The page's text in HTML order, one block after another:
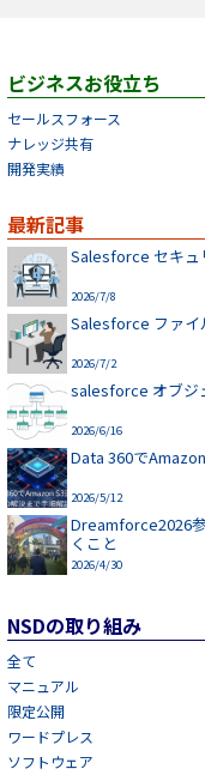
ビジネスお役立ち
セールスフォース
ナレッジ共有
開発実績
最新記事
Salesforce セキュ
2026/7/8
Salesforce ファイ
2026/7/2
salesforce オブジ
2026/6/16
Data 360で
2026/5/12
Dreamforce2026
くこと
2026/4/30
NSDの取り組み
全て
マニュアル
限定公開
ワードプレス
ソフトウェア